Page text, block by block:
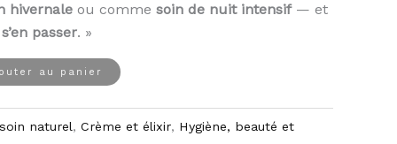
hivernale ou comme soin de nuit intensif— et
passer. »
au panier
naturel, Crème et élixir, Hygiène, beauté et